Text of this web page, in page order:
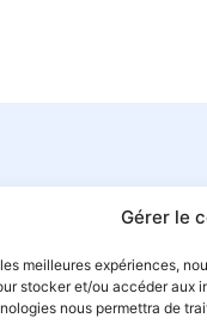
Gérer le
meilleures expériences,
stocker et/ou accéder aux
nous permettra de